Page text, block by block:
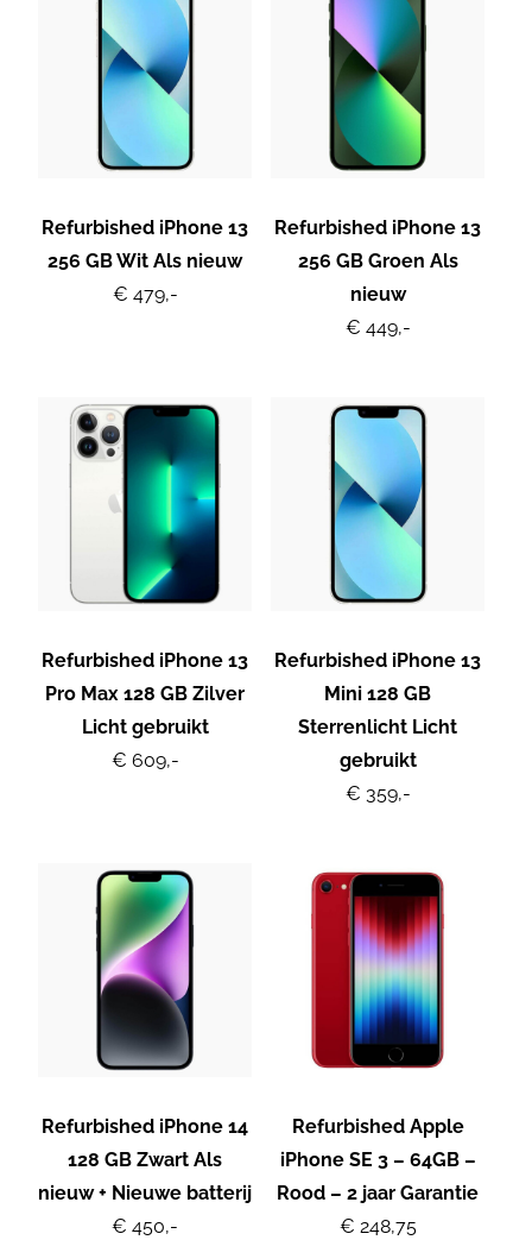
Refurbished iPhone 13
256 GB Wit Als nieuw
€ 479,-
Refurbished iPhone 13
256 GB Groen Als
nieuw
€ 449,-
Refurbished iPhone 13
Pro Max 128 GB Zilver
Licht gebruikt
€ 609,-
Refurbished iPhone 13
Mini 128 GB
Sterrenlicht Licht
gebruikt
€ 359,-
Refurbished iPhone 14
128 GB Zwart Als
nieuw + Nieuwe batterij
€ 450,-
Refurbished Apple
iPhone SE 3 – 64GB –
Rood – 2 jaar Garantie
€ 248,75